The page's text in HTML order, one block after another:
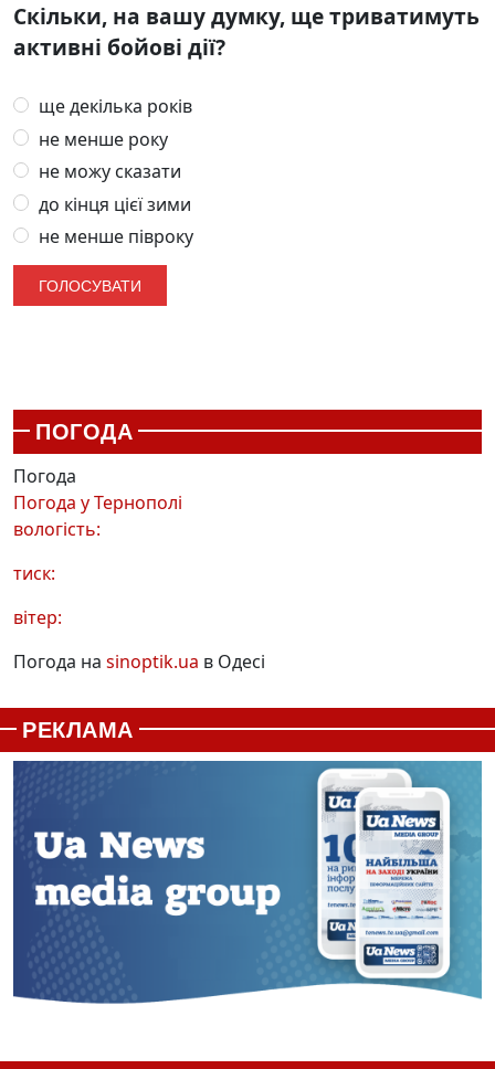
Скільки, на вашу думку, ще триватимуть
активні бойові дії?
ще декілька років
не менше року
не можу сказати
до кінця цієї зими
не менше півроку
ПОГОДА
Погода
Погода уТернополі
вологість:
тиск:
вітер:
Погода на sinoptik.ua в Одесі
РЕКЛАМА